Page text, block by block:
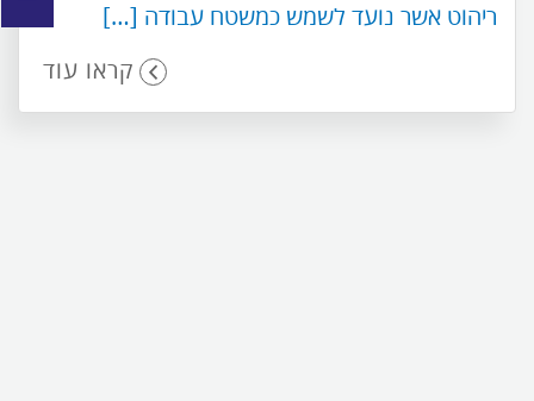
ריהוט אשר נועד לשמש כמשטח עבודה […]
קראו עוד